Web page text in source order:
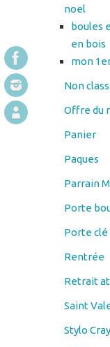
noel
boules
en bois
mon
Non
Offre du
Panier
Paques
Parrain
Porte
Porte
Rentrée
Retrait
Saint
Stylo